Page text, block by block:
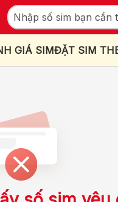
GIÁ SIMĐẶT SIM